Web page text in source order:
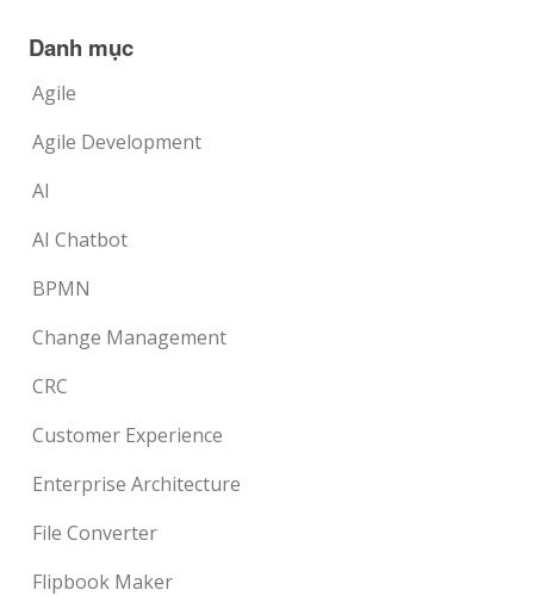
Danh mục
Agile
Agile Development
AI
AI Chatbot
BPMN
Change Management
CRC
Customer Experience
Enterprise Architecture
File Converter
Flipbook Maker